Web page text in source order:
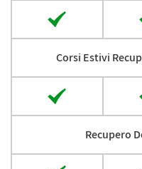
Corsi Estivi
Recupero